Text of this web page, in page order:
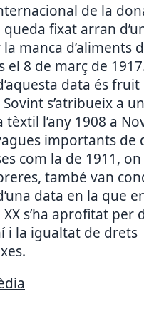
de la
fixat arran
manca d’aliments
el 8 de març de
data és fruit
s’atribueix a
tèxtil l’any 1908 a
importants de
com la de 1911,
també van
data en la que
s’ha aprofitat per
i la igualtat de drets